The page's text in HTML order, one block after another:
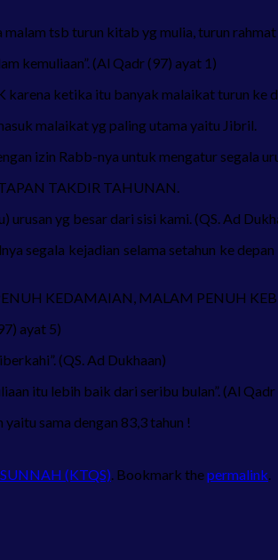
tsb turun kitab yg mulia, turun
kemuliaan”. (Al Qadr (97) ayat 1)
ketika itu banyak malaikat turun ke
malaikat yg paling utama yaitu Jibril.
izin Rabb-nya untuk mengatur segala
TAKDIR TAHUNAN.
urusan yg besar dari sisi kami. (QS. Ad
segala kejadian selama setahun ke
KEDAMAIAN, MALAM PENUH
ayat 5)
(QS. Ad Dukhaan)
itu lebih baik dari seribu bulan”. (Al
sama dengan 83,3 tahun !
(KTQS). Bookmark thepermalink.